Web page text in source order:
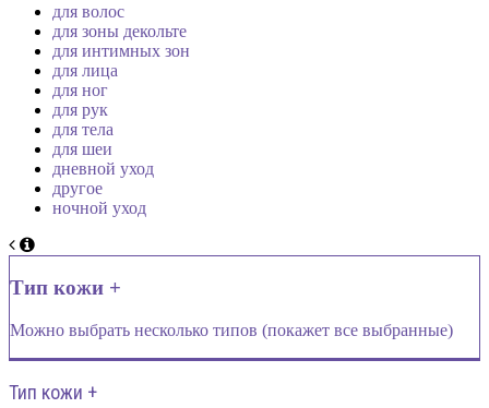
для волос
для зоны декольте
для интимных зон
для лица
для ног
для рук
для тела
для шеи
дневной уход
другое
ночной уход
Тип кожи +
Можно выбрать несколько типов (покажет все выбранные)
Тип кожи +